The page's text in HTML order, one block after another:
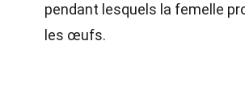
pendant lesquels la femelle
les œufs.